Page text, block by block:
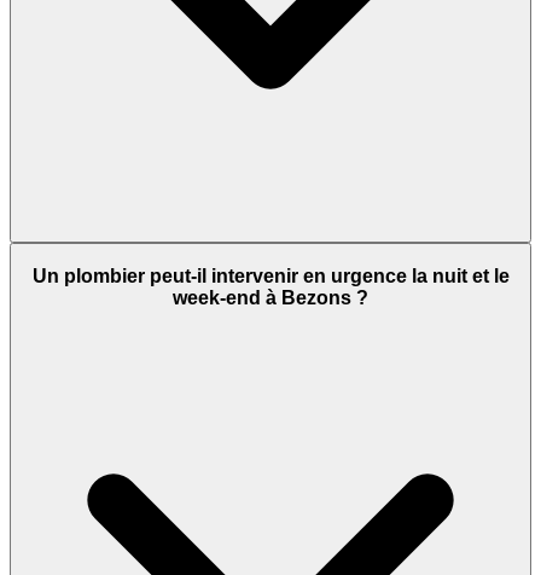
Un plombier peut-il intervenir en urgence la nuit et le
week-end à Bezons ?